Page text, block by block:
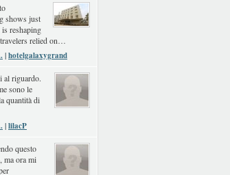
shows just
reshaping
relied on…
|hotelgalaxygrand
al riguardo.
sono le
quantità di
|lilacP
questo
ma ora mi